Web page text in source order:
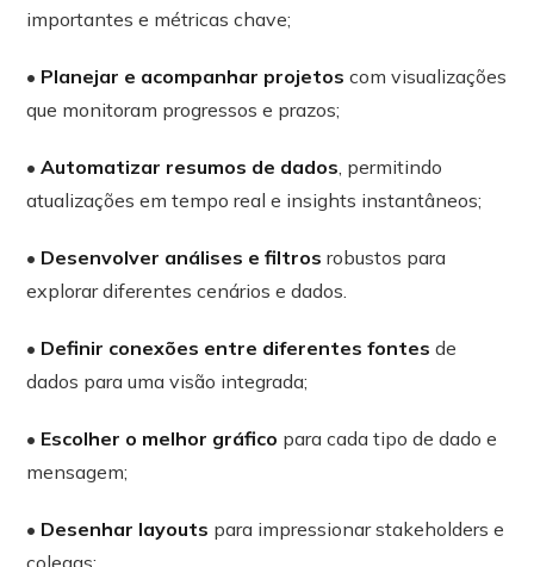
importantes e métricas chave;
• Planejar e acompanhar projetos com visualizações
que monitoram progressos e prazos;
•Automatizar resumos de dados, permitindo
atualizações em tempo real e insights instantâneos;
• Desenvolver análises e filtros robustos para
explorar diferentes cenários e dados.
• Definir conexões entre diferentes fontes de
dados para uma visão integrada;
• Escolher o melhor gráfico para cada tipo de dado e
mensagem;
• Desenhar layouts para impressionar stakeholders e